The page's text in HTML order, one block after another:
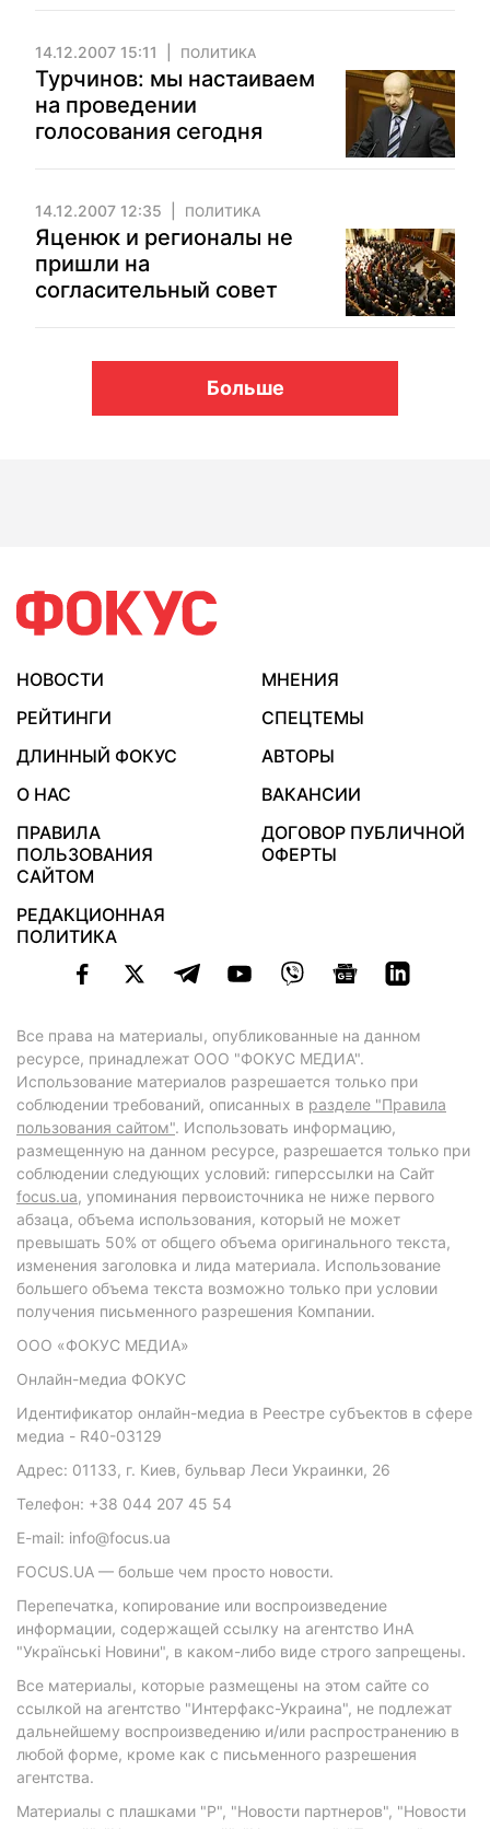
14.12.2007 15:11 ПОЛИТИКА
Турчинов: мы настаиваем
на проведении
голосования сегодня
14.12.2007 12:35 ПОЛИТИКА
Яценюк и регионалы не
пришли на
согласительный совет
Больше
НОВОСТИ
МНЕНИЯ
РЕЙТИНГИ
СПЕЦТЕМЫ
ДЛИННЫЙ ФОКУС
АВТОРЫ
О НАС
ВАКАНСИИ
ПРАВИЛА
ПОЛЬЗОВАНИЯ
САЙТОМ
ДОГОВОР ПУБЛИЧНОЙ
ОФЕРТЫ
РЕДАКЦИОННАЯ
ПОЛИТИКА
Все права на материалы, опубликованные на данном
ресурсе, принадлежат ООО "ФОКУС МЕДИА".
Использование материалов разрешается только при
соблюдении требований, описанных в разделе "Правила
пользования сайтом". Использовать информацию,
размещенную на данном ресурсе, разрешается только при
соблюдении следующих условий: гиперссылки на Сайт
focus.ua, упоминания первоисточника не ниже первого
абзаца, объема использования, который не может
превышать 50% от общего объема оригинального текста,
изменения заголовка и лида материала. Использование
большего объема текста возможно только при условии
получения письменного разрешения Компании.
ООО «ФОКУС МЕДИА»
Онлайн-медиа ФОКУС
Идентификатор онлайн-медиа в Реестре субъектов в сфере
медиа - R40-03129
Адрес: 01133, г. Киев, бульвар Леси Украинки, 26
Телефон: +38 044 207 45 54
E-mail: info@focus.ua
FOCUS.UA — больше чем просто новости.
Перепечатка, копирование или воспроизведение
информации, содержащей ссылку на агентство ИнА
"Українські Новини", в каком-либо виде строго запрещены.
Все материалы, которые размещены на этом сайте со
ссылкой на агентство "Интерфакс-Украина", не подлежат
дальнейшему воспроизведению и/или распространению в
любой форме, кроме как с письменного разрешения
агентства.
Материалы с плашками "Р", "Новости партнеров", "Новости